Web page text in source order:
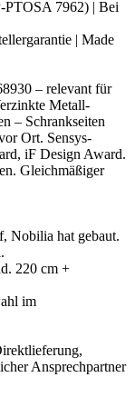
7962) | Bei
| Made
– relevant für
Metall-
– Schrankseiten
Ort. Sensys-
iF Design Award.
Gleichmäßiger
Nobilia hat gebaut.
220 cm +
im
Ansprechpartner